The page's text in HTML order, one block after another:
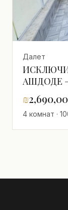
Далет
АШДОДЕ
₪
4 комнат ·